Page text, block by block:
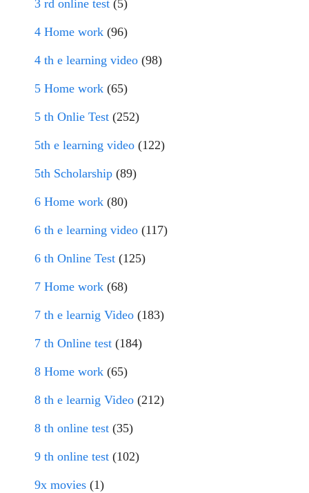
3 rd online test (5)
4 Home work (96)
4 th e learning video (98)
5 Home work (65)
5 th Onlie Test (252)
5th e learning video (122)
5th Scholarship (89)
6 Home work (80)
6 th e learning video (117)
6 th Online Test (125)
7 Home work (68)
7 th e learnig Video (183)
7 th Online test (184)
8 Home work (65)
8 th e learnig Video (212)
8 th online test (35)
9 th online test (102)
9x movies (1)